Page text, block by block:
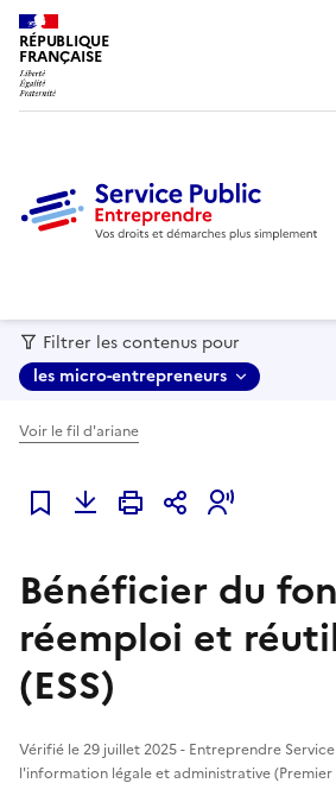
RÉPUBLIQUE
FRANÇAISE
Filtrer les contenus pour
les micro-entrepreneurs
Voir le fil d'ariane
Ajouter à mes favoris
Bénéficier du
réemploi et
(ESS)
Vérifié le 29 juillet 2025 - Entreprendre
l'information légale et administrative